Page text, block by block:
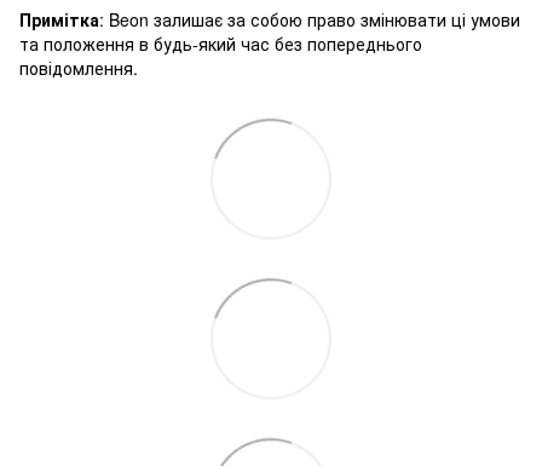
Примітка: Beon залишає за собою право змінювати ці умови
та положення в будь-який час без попереднього
повідомлення.